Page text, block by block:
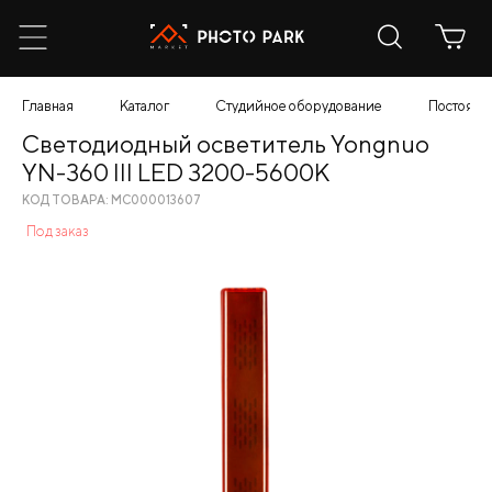
Главная Каталог Студийное оборудование
Светодиодный осветитель Yongnuo
YN-360 III LED 3200-5600K
КОД ТОВАРА: МС000013607
Под заказ